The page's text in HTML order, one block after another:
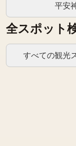
平安
全スポット
すべての観光